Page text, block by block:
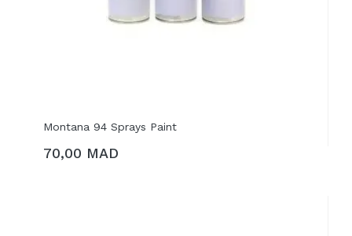
Montana 94 Sprays Paint
AJOUTER AU PANIER
70,00 MAD